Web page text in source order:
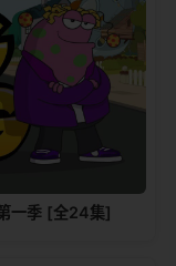
一季 [全24集]